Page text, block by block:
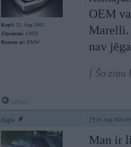
Kopš: 22. Aug 2002
Ziņojumi: 13429
Braucu ar: BMW
OEM
Marelli.
nav
[ Šo ziņu
Aigis 19. Aug 2024,
Man ir